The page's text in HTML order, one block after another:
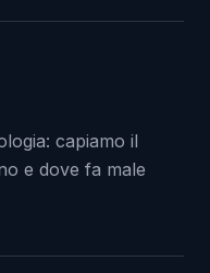
capiamo il
e dove fa male